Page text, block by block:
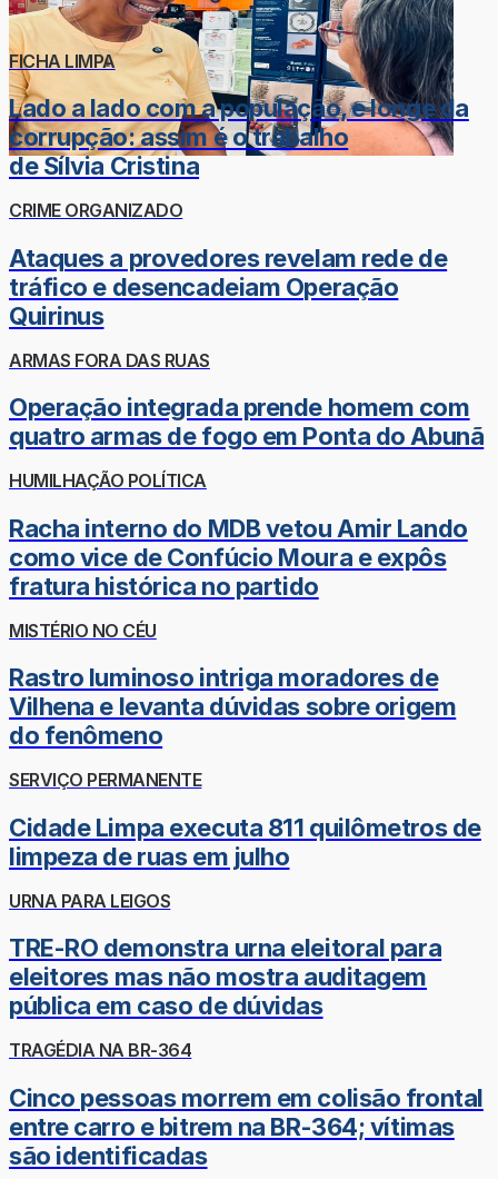
FICHA LIMPA
Lado a lado com a população, e longe da
corrupção: assim é o trabalho
de Sílvia Cristina
CRIME ORGANIZADO
Ataques a provedores revelam rede de
tráfico e desencadeiam Operação
Quirinus
ARMAS FORA DAS RUAS
Operação integrada prende homem com
quatro armas de fogo em Ponta do Abunã
HUMILHAÇÃO POLÍTICA
Racha interno do MDB vetou Amir Lando
como vice de Confúcio Moura e expôs
fratura histórica no partido
MISTÉRIO NO CÉU
Rastro luminoso intriga moradores de
Vilhena e levanta dúvidas sobre origem
do fenômeno
SERVIÇO PERMANENTE
Cidade Limpa executa 811 quilômetros de
limpeza de ruas em julho
URNA PARA LEIGOS
TRE-RO demonstra urna eleitoral para
eleitores mas não mostra auditagem
pública em caso de dúvidas
TRAGÉDIA NA BR-364
Cinco pessoas morrem em colisão frontal
entre carro e bitrem na BR-364; vítimas
são identificadas